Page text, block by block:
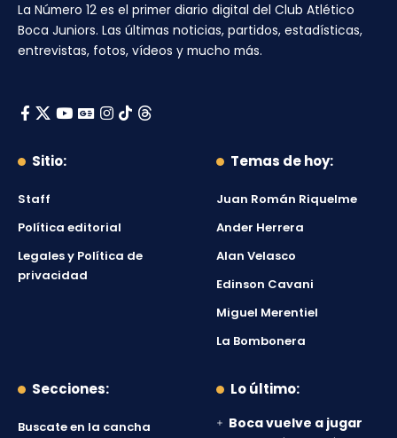
La Número 12 es el primer diario digital del Club Atlético
Boca Juniors. Las últimas noticias, partidos, estadísticas,
entrevistas, fotos, vídeos y mucho más.
Sitio:
Staff
Política editorial
Legales y Política de
privacidad
Temas de hoy:
Juan Román Riquelme
Ander Herrera
Alan Velasco
Edinson Cavani
Miguel Merentiel
La Bombonera
Secciones:
Buscate en la cancha
Lo último:
Boca vuelve a jugar